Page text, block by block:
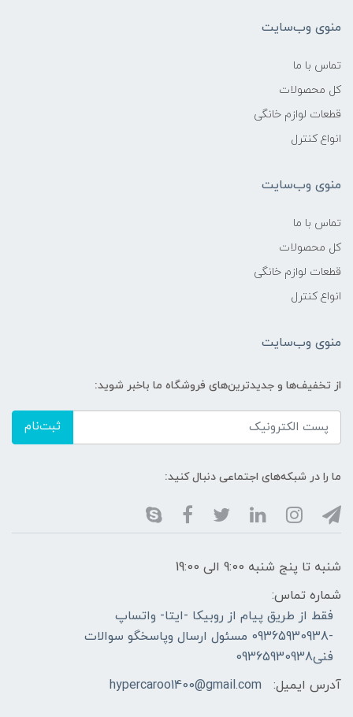
منوی وب‌سایت
تماس با ما
کل محصولات
قطعات لوازم خانگی
انواع کنترل
منوی وب‌سایت
تماس با ما
کل محصولات
قطعات لوازم خانگی
انواع کنترل
منوی وب‌سایت
از تخفیف‌ها و جدیدترین‌های فروشگاه ما باخبر شوید:
ثبت‌نام
ما را در شبکه‌های اجتماعی دنبال کنید:
شنبه تا پنج شنبه 9:00 الی 19:00
شماره تماس:
فقط از طریق پیام از روبیکا -ایتا- واتساپ
-09365930938 مسئول ارسال وپاسخگو سوالات
فنی09365930938
آدرس ایمیل:
hypercaroo1400@gmail.com